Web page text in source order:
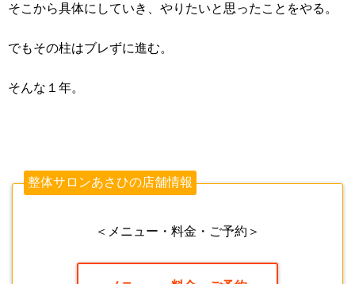
そこから具体にしていき、やりたいと思ったことをやる。
でもその柱はブレずに進む。
そんな１年。
整体サロンあさひの店舗情報
＜メニュー・料金・ご予約＞